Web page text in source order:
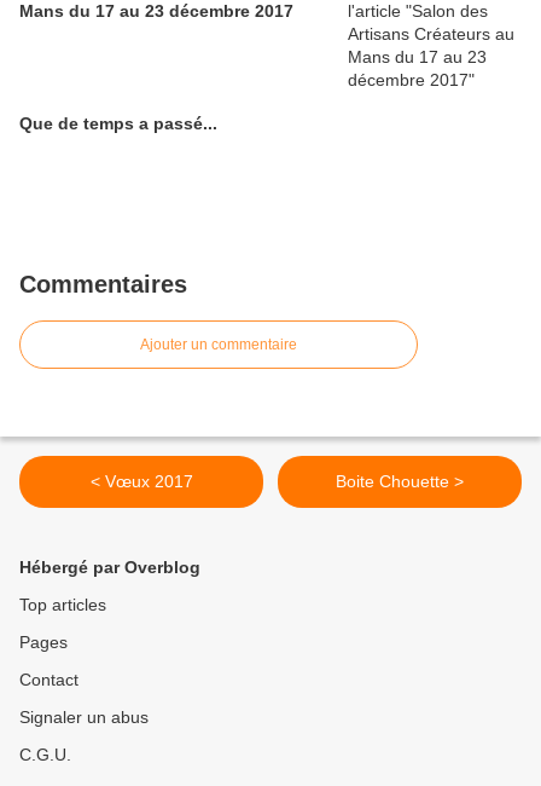
Mans du 17 au 23 décembre 2017
Que de temps a passé...
Commentaires
Ajouter un commentaire
< Vœux 2017 Boite Chouette >
Hébergé par Overblog
Top articles
Pages
Contact
Signaler un abus
C.G.U.